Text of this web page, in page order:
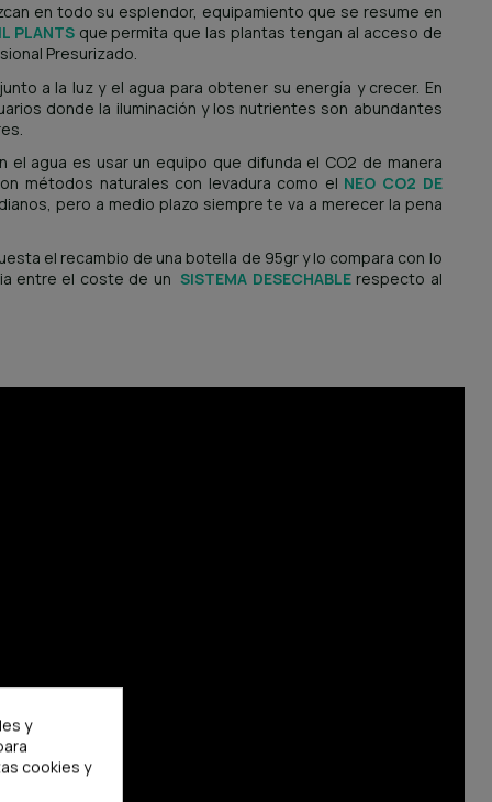
en todo su esplendor, equipamiento que se resume en
PLANTSque permita que las plantas tengan al acceso de
Presurizado.
a la luz y el agua para obtener su energía y crecer. En
donde la iluminación y los nutrientes son abundantes
agua es usar un equipo que difunda el CO2 de manera
métodos naturales con levadura como el NEO CO2 DE
pero a medio plazo siempre te va a merecer la pena
el recambio de una botella de 95gr y lo compara con lo
entre el coste de unSISTEMA DESECHABLErespecto al
y
cookies y